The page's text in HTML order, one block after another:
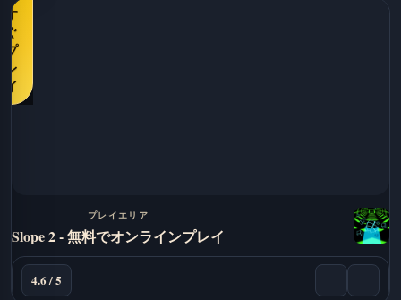
す
ぐ
プ
レ
イ
プレイエリア
Slope 2 - 無料でオンラインプレイ
4.6 / 5